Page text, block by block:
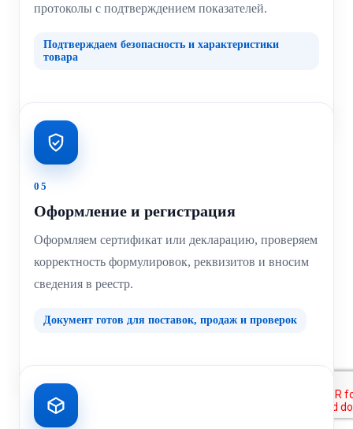
протоколы с подтверждением показателей.
Подтверждаем безопасность и характеристики
товара
05
Оформление и регистрация
Оформляем сертификат или декларацию, проверяем
корректность формулировок, реквизитов и вносим
сведения в реестр.
Документ готов для поставок, продаж и проверок